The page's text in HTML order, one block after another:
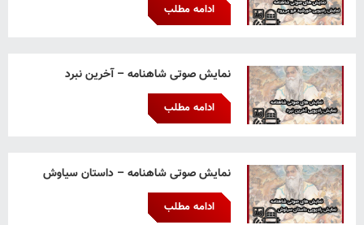
ادامه مطلب
نمایش صوتی شاهنامه – آخرین نبرد
ادامه مطلب
نمایش صوتی شاهنامه – داستان سیاوش
ادامه مطلب